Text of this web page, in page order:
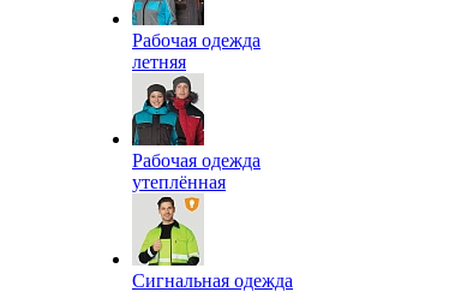
Рабочая одежда
летняя
Рабочая одежда
утеплённая
Сигнальная одежда